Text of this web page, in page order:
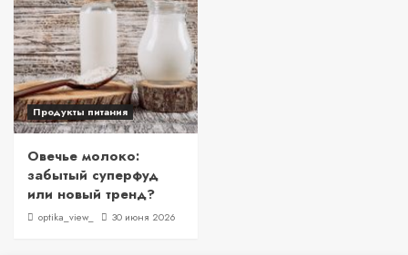
Продукты питания
Овечье молоко:
забытый суперфуд
или новый тренд?
optika_view_ 30 июня 2026